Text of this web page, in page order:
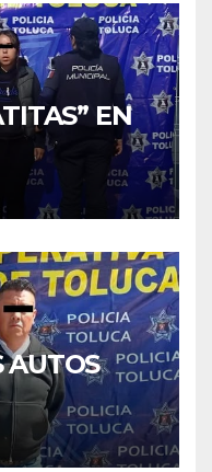
EN
AUTOS